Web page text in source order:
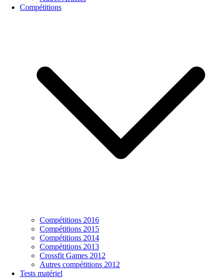
Compétitions
Compétitions 2016
Compétitions 2015
Compétitions 2014
Compétitions 2013
Crossfit Games 2012
Autres compétitions 2012
Tests matériel